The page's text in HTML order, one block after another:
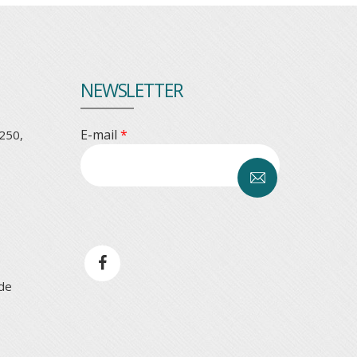
NEWSLETTER
E-mail *
question is
for testing
whether or